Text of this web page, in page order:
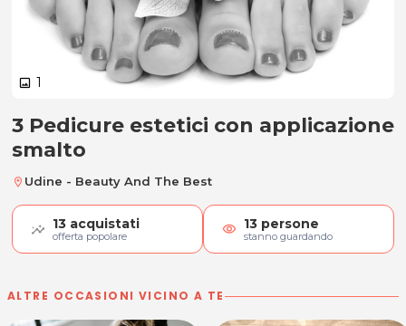
image 1
3 Pedicure estetici con
3 Pedicure estetici con applicazione
smalto
location_on Udine - Beauty And The Best
13 acquistati
offerta popolare visibility 13 persone
stanno guardando
ALTRE OCCASIONI VICINO A TE